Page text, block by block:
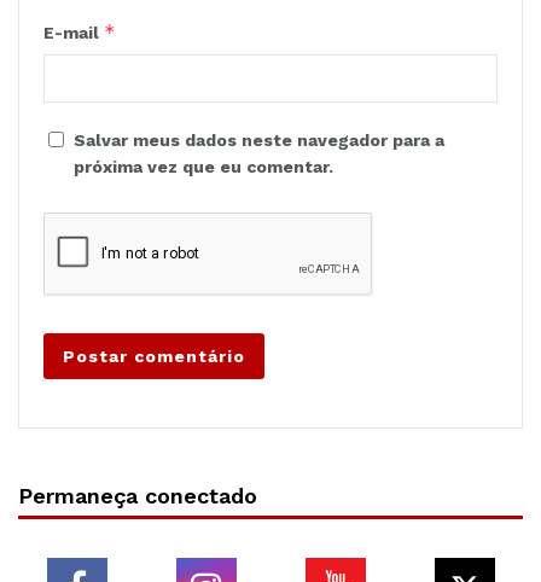
E-mail *
Salvar meus dados neste navegador para a
próxima vez que eu comentar.
Permaneça conectado